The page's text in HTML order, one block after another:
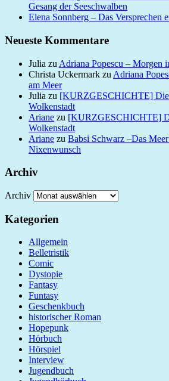
Gesang der Seeschwalben
Elena Sonnberg – Das Versprechen
Neueste Kommentare
Julia zu Adriana Popescu – Morgen
Christa Uckermark zu Adriana
am Meer
Julia zu [KURZGESCHICHTE] Die
Wolkenstadt
Ariane zu [KURZGESCHICHTE]
Wolkenstadt
Ariane zu Babsi Schwarz –Das
Nixenwunsch
Archiv
Archiv
Kategorien
Allgemein
Belletristik
Comic
Dystopie
Fantasy
Funtasy
Geschenkbuch
historischer Roman
Hopepunk
Hörbuch
Hörspiel
Interview
Jugendbuch